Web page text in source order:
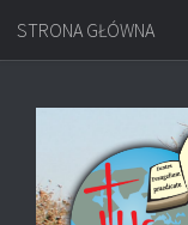
Przejdź do treści
STRONA GŁÓWNA